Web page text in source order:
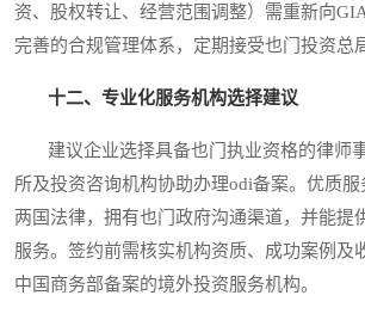
资、股权转让、经营范围调整）需重新向
完善的合规管理体系，定期接受也门投资总
十二、专业化服务机构选择建议
建议企业选择具备也门执业资格的律师
所及投资咨询机构协助办理odi备案。优质
两国法律，拥有也门政府沟通渠道，并能提
服务。签约前需核实机构资质、成功案例及
中国商务部备案的境外投资服务机构。